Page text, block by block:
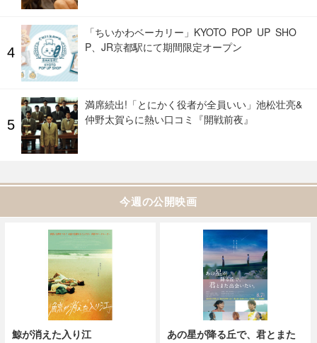
「ちいかわベーカリー」KYOTO POP UP SHO
P、JR京都駅にて期間限定オープン
満席続出!「とにかく役者が全員いい」池松壮亮&
仲野太賀らに熱い口コミ『開戦前夜』
今週の公開映画
鯨が消えた入り江
あの星が降る丘で、君とまた